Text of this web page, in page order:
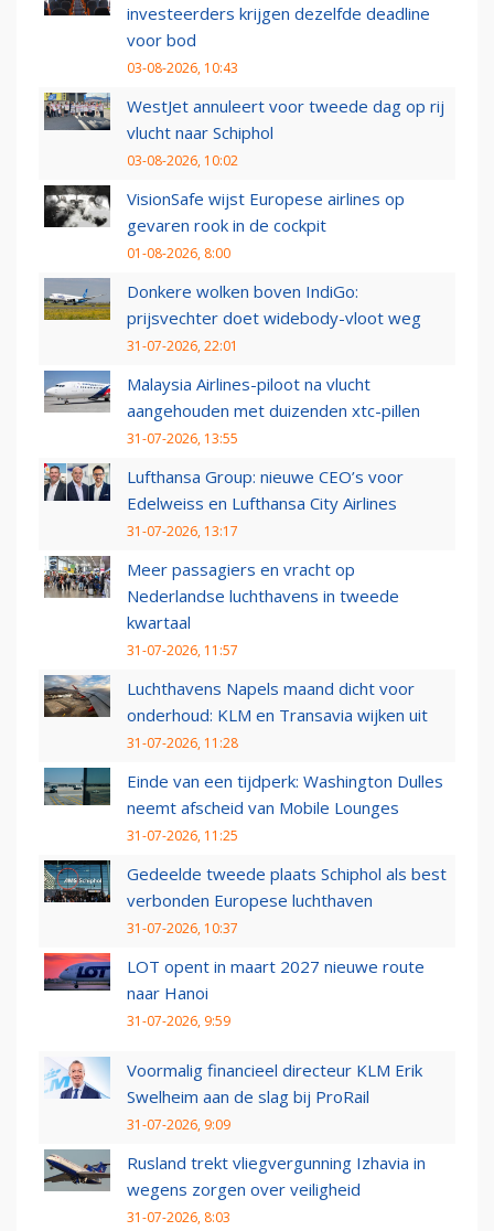
investeerders krijgen dezelfde deadline
voor bod
03-08-2026, 10:43
WestJet annuleert voor tweede dag op rij
vlucht naar Schiphol
03-08-2026, 10:02
VisionSafe wijst Europese airlines op
gevaren rook in de cockpit
01-08-2026, 8:00
Donkere wolken boven IndiGo:
prijsvechter doet widebody-vloot weg
31-07-2026, 22:01
Malaysia Airlines-piloot na vlucht
aangehouden met duizenden xtc-pillen
31-07-2026, 13:55
Lufthansa Group: nieuwe CEO’s voor
Edelweiss en Lufthansa City Airlines
31-07-2026, 13:17
Meer passagiers en vracht op
Nederlandse luchthavens in tweede
kwartaal
31-07-2026, 11:57
Luchthavens Napels maand dicht voor
onderhoud: KLM en Transavia wijken uit
31-07-2026, 11:28
Einde van een tijdperk: Washington Dulles
neemt afscheid van Mobile Lounges
31-07-2026, 11:25
Gedeelde tweede plaats Schiphol als best
verbonden Europese luchthaven
31-07-2026, 10:37
LOT opent in maart 2027 nieuwe route
naar Hanoi
31-07-2026, 9:59
Voormalig financieel directeur KLM Erik
Swelheim aan de slag bij ProRail
31-07-2026, 9:09
Rusland trekt vliegvergunning Izhavia in
wegens zorgen over veiligheid
31-07-2026, 8:03